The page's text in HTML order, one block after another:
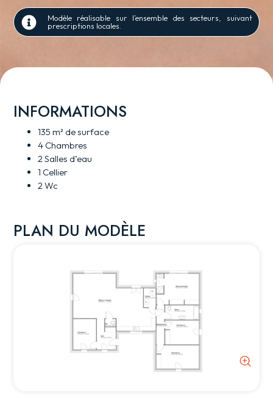
Modèle réalisable sur l’ensemble des secteurs, suivant
prescriptions locales.
INFORMATIONS
135 m² de surface
4 Chambres
2 Salles d’eau
1 Cellier
2 Wc
PLAN DU MODÈLE